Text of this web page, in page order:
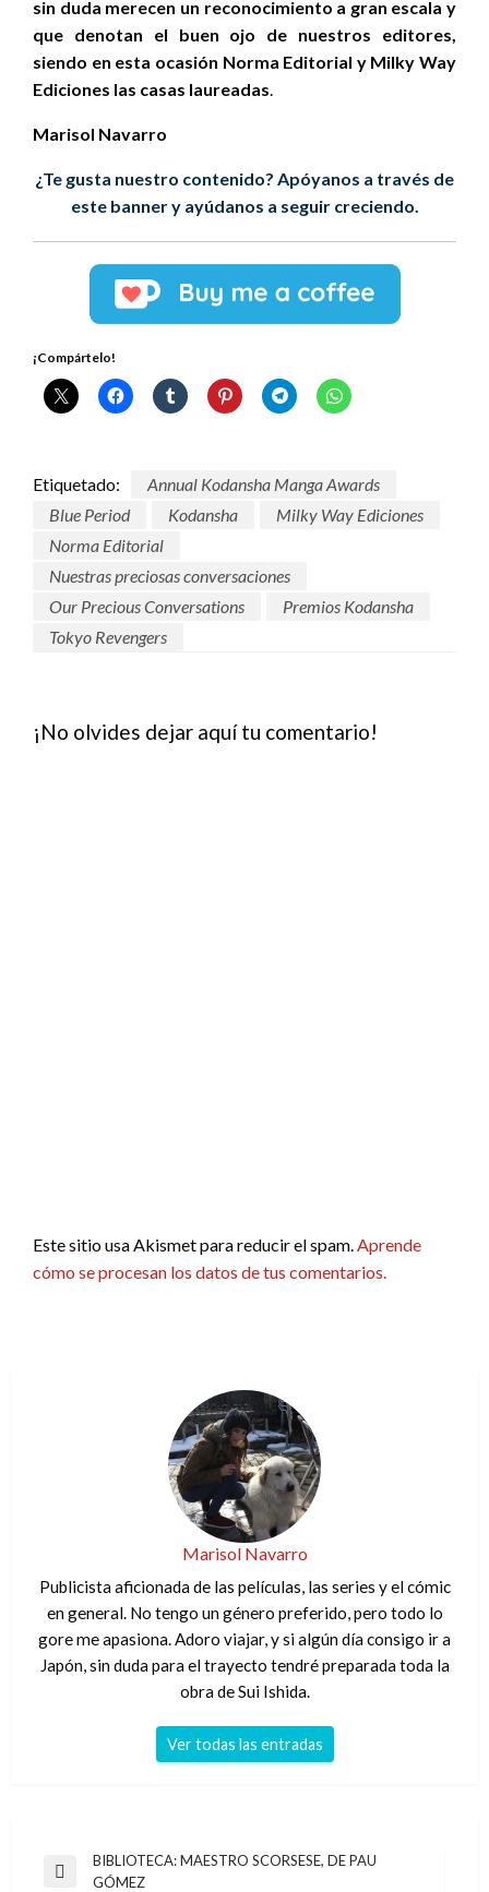
sin duda merecen un reconocimiento a gran escala y
que denotan el buen ojo de nuestros editores,
siendo en esta ocasión Norma Editorial y Milky Way
Ediciones las casas laureadas.
Marisol Navarro
¿Te gusta nuestro contenido? Apóyanos a través de
este banner y ayúdanos a seguir creciendo.
¡Compártelo!
Etiquetado:
Annual Kodansha Manga Awards
Blue Period
Kodansha
Milky Way Ediciones
Norma Editorial
Nuestras preciosas conversaciones
Our Precious Conversations
Premios Kodansha
Tokyo Revengers
¡No olvides dejar aquí tu comentario!
Este sitio usa Akismet para reducir el spam. Aprende
cómo se procesan los datos de tus comentarios.
Marisol Navarro
Publicista aficionada de las películas, las series y el cómic
en general. No tengo un género preferido, pero todo lo
gore me apasiona. Adoro viajar, y si algún día consigo ir a
Japón, sin duda para el trayecto tendré preparada toda la
obra de Sui Ishida.
Ver todas las entradas
Navegación
Entrada
BIBLIOTECA: MAESTRO SCORSESE, DE PAU
GÓMEZ